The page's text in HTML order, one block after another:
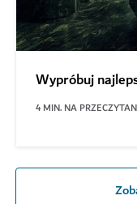
Wypróbuj
4 MIN. NA